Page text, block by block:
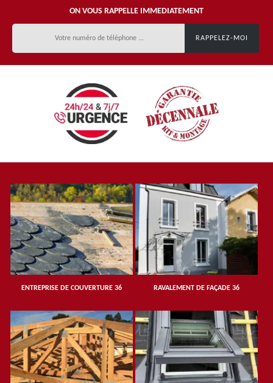
ON VOUS RAPPELLE IMMEDIATEMENT
ENTREPRISE DE COUVERTURE 36 RAVALEMENT DE FAÇADE 36